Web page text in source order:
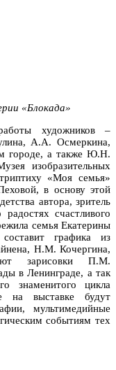
«Блокада»
художников –
А.А. Осмеркина,
городе, а также Ю.Н.
изобразительных
«Моя семья»
в основу этой
автора, зритель
счастливого
семья Екатерины
графика из
Н.М. Кочергина,
зарисовки П.М.
в Ленинграде, а так
знаменитого цикла
на выставке будут
мультимедийные
событиям тех